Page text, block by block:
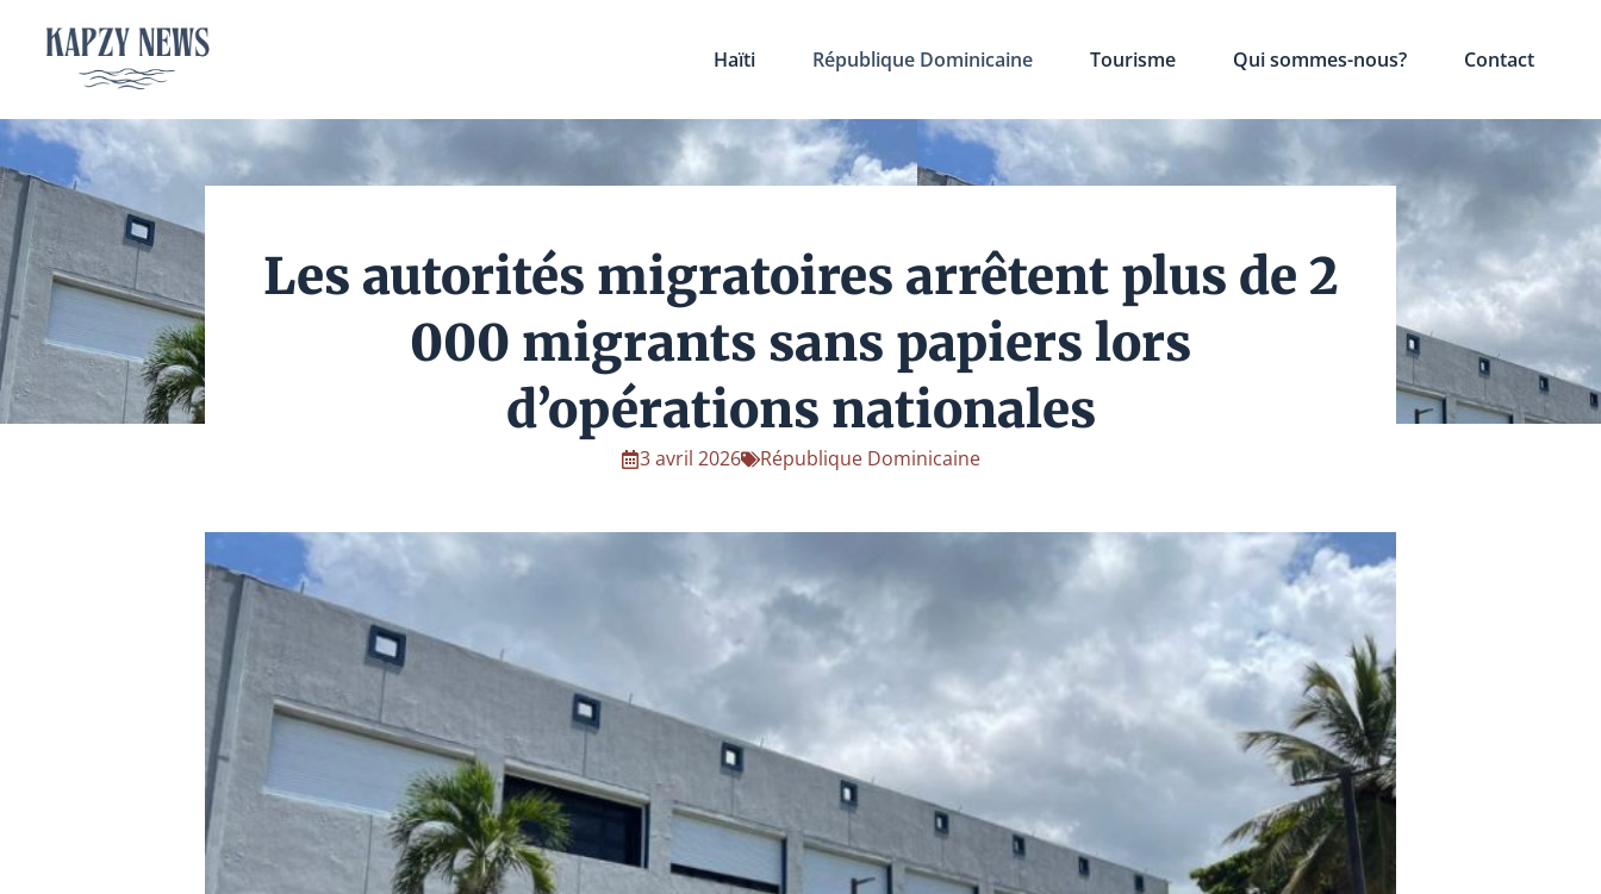
contenu
Haïti République Dominicaine Tourisme Qui sommes-nous? Contact
Les autorités migratoires arrêtent plus de 2
000 migrants sans papiers lors
d’opérations nationales
3 avril 2026 République Dominicaine